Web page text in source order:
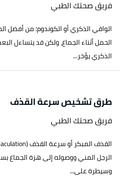
فريق صحتك الطبي
الواقي الذكري أو الكوندوم؛ من أفضل
الحمل أثناء الجماع، ولكن قد يتساءل
الذكري يؤخر...
طرق تشخيص سرعة القذف
فريق صحتك الطبي
الرجل المني ووصوله إلى هزة الجماع
وسيطرة على...